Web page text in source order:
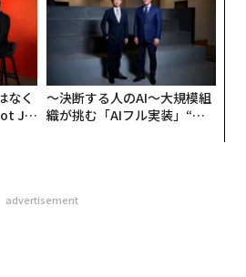
なく
Ja
〜決断する人のAI〜大規模組
織が挑む「AIフル実装」“使
advertisement